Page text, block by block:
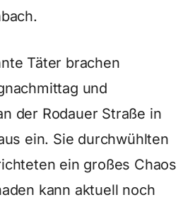
Täter brachen
und
der Rodauer Straße in
ein. Sie durchwühlten
ein großes Chaos
kann aktuell noch